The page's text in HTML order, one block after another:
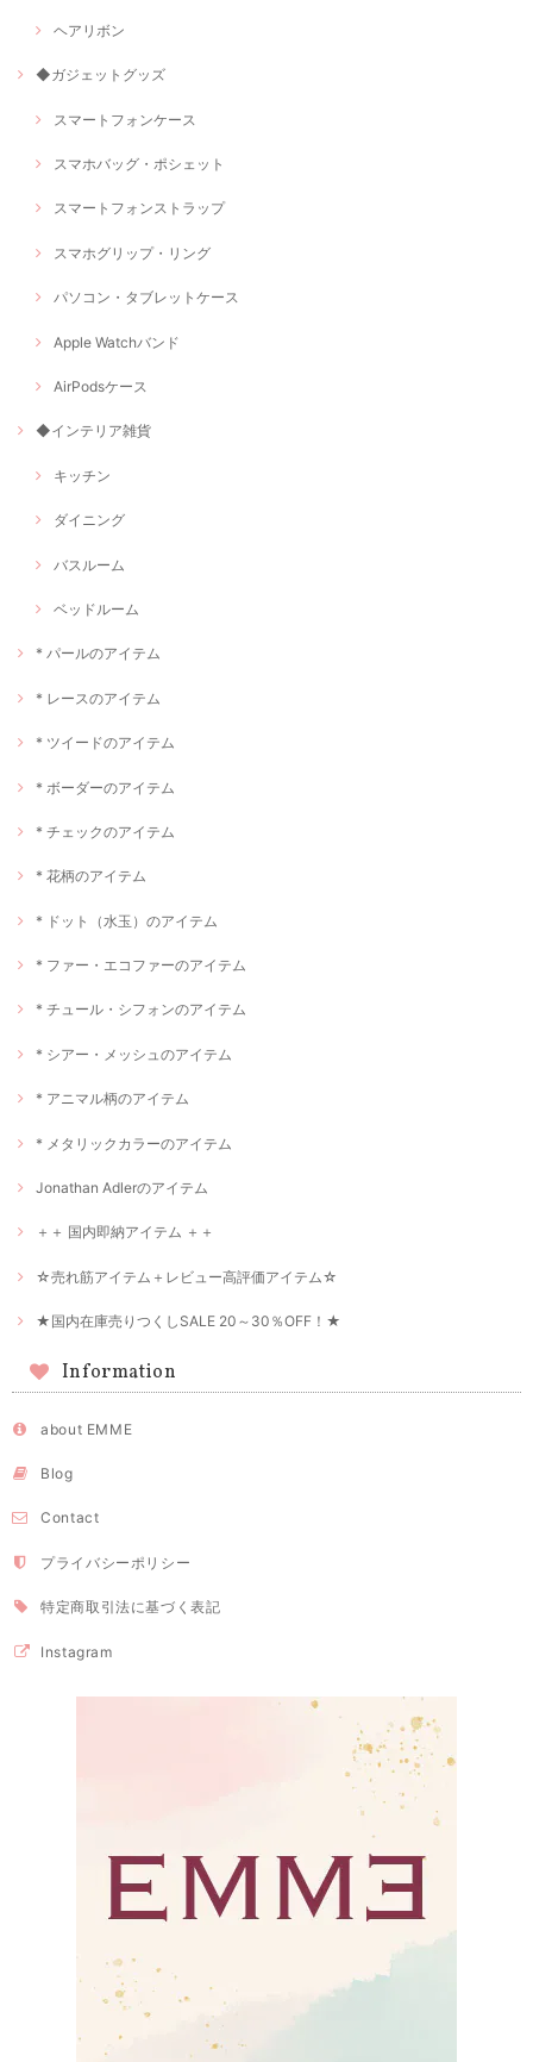
ヘアリボン
◆ガジェットグッズ
スマートフォンケース
スマホバッグ・ポシェット
スマートフォンストラップ
スマホグリップ・リング
パソコン・タブレットケース
Apple Watchバンド
AirPodsケース
◆インテリア雑貨
キッチン
ダイニング
バスルーム
ベッドルーム
* パールのアイテム
* レースのアイテム
* ツイードのアイテム
* ボーダーのアイテム
* チェックのアイテム
* 花柄のアイテム
* ドット（水玉）のアイテム
* ファー・エコファーのアイテム
* チュール・シフォンのアイテム
* シアー・メッシュのアイテム
* アニマル柄のアイテム
* メタリックカラーのアイテム
Jonathan Adlerのアイテム
＋＋ 国内即納アイテム ＋＋
☆売れ筋アイテム＋レビュー高評価アイテム☆
★国内在庫売りつくしSALE 20～30％OFF！★
Information
about EMME
Blog
Contact
プライバシーポリシー
特定商取引法に基づく表記
Instagram